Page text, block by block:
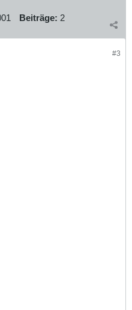
Beiträge: 2
#3